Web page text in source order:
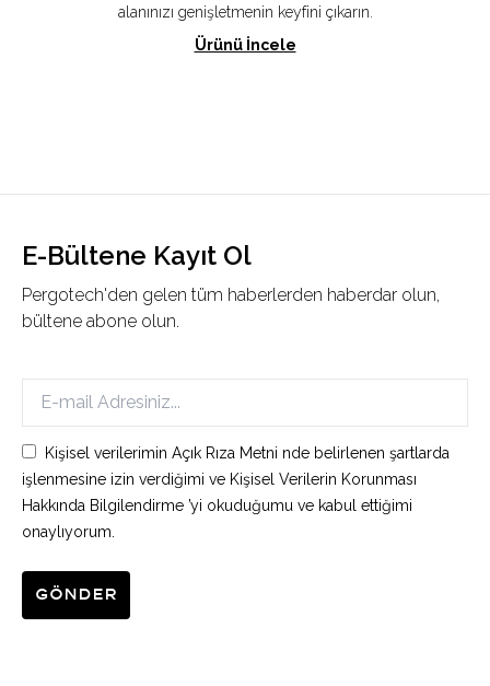
alanınızı genişletmenin keyfini çıkarın.
Ürünü İncele
E-Bültene Kayıt Ol
Pergotech'den gelen tüm haberlerden haberdar olun,
bültene abone olun.
Kişisel verilerimin Açık Rıza Metni nde belirlenen şartlarda
işlenmesine izin verdiğimi ve Kişisel Verilerin Korunması
Hakkında Bilgilendirme ’yi okuduğumu ve kabul ettiğimi
onaylıyorum.
Gönder